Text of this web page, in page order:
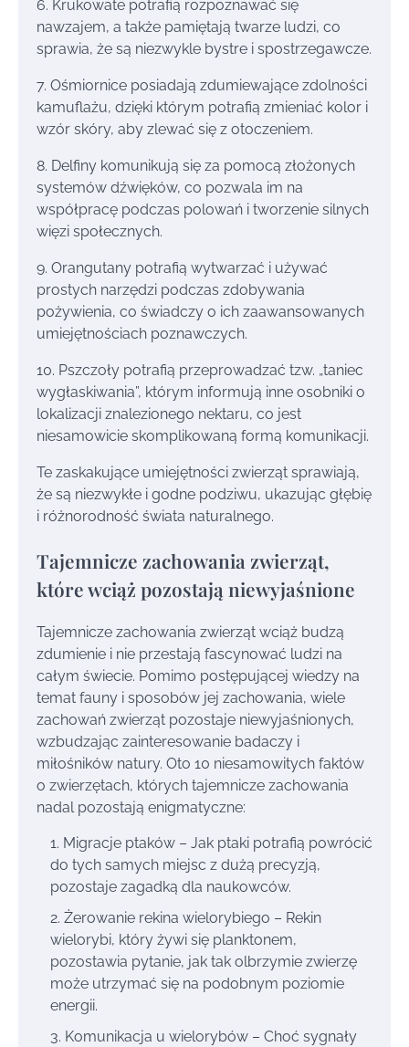
6. Krukowate potrafią rozpoznawać się
nawzajem, a także pamiętają twarze ludzi, co
sprawia, że są niezwykle bystre i spostrzegawcze.
7. Ośmiornice posiadają zdumiewające zdolności
kamuflażu, dzięki którym potrafią zmieniać kolor i
wzór skóry, aby zlewać się z otoczeniem.
8. Delfiny komunikują się za pomocą złożonych
systemów dźwięków, co pozwala im na
współpracę podczas polowań i tworzenie silnych
więzi społecznych.
9. Orangutany potrafią wytwarzać i używać
prostych narzędzi podczas zdobywania
pożywienia, co świadczy o ich zaawansowanych
umiejętnościach poznawczych.
10. Pszczoły potrafią przeprowadzać tzw. „taniec
wygłaskiwania”, którym informują inne osobniki o
lokalizacji znalezionego nektaru, co jest
niesamowicie skomplikowaną formą komunikacji.
Te zaskakujące umiejętności zwierząt sprawiają,
że są niezwykłe i godne podziwu, ukazując głębię
i różnorodność świata naturalnego.
Tajemnicze zachowania zwierząt,
które wciąż pozostają niewyjaśnione
Tajemnicze zachowania zwierząt wciąż budzą
zdumienie i nie przestają fascynować ludzi na
całym świecie. Pomimo postępującej wiedzy na
temat fauny i sposobów jej zachowania, wiele
zachowań zwierząt pozostaje niewyjaśnionych,
wzbudzając zainteresowanie badaczy i
miłośników natury. Oto 10 niesamowitych faktów
o zwierzętach, których tajemnicze zachowania
nadal pozostają enigmatyczne:
Migracje ptaków – Jak ptaki potrafią powrócić
do tych samych miejsc z dużą precyzją,
pozostaje zagadką dla naukowców.
Żerowanie rekina wielorybiego – Rekin
wielorybi, który żywi się planktonem,
pozostawia pytanie, jak tak olbrzymie zwierzę
może utrzymać się na podobnym poziomie
energii.
Komunikacja u wielorybów – Choć sygnały